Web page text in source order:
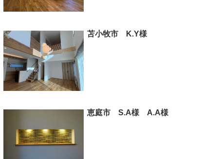
苫小牧市 K.Y様
恵庭市 S.A様 A.A様